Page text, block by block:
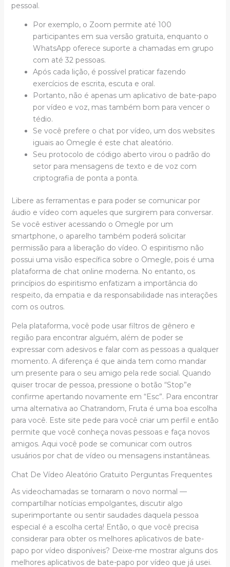
pessoal.
Por exemplo, o Zoom permite até 100
participantes em sua versão gratuita, enquanto o
WhatsApp oferece suporte a chamadas em grupo
com até 32 pessoas.
Após cada lição, é possível praticar fazendo
exercícios de escrita, escuta e oral.
Portanto, não é apenas um aplicativo de bate-papo
por vídeo e voz, mas também bom para vencer o
tédio.
Se você prefere o chat por vídeo, um dos websites
iguais ao Omegle é este chat aleatório.
Seu protocolo de código aberto virou o padrão do
setor para mensagens de texto e de voz com
criptografia de ponta a ponta.
Libere as ferramentas e para poder se comunicar por
áudio e vídeo com aqueles que surgirem para conversar.
Se você estiver acessando o Omegle por um
smartphone, o aparelho também poderá solicitar
permissão para a liberação do vídeo. O espiritismo não
possui uma visão específica sobre o Omegle, pois é uma
plataforma de chat online moderna. No entanto, os
princípios do espiritismo enfatizam a importância do
respeito, da empatia e da responsabilidade nas interações
com os outros.
Pela plataforma, você pode usar filtros de gênero e
região para encontrar alguém, além de poder se
expressar com adesivos e falar com as pessoas a qualquer
momento. A diferença é que ainda tem como mandar
um presente para o seu amigo pela rede social. Quando
quiser trocar de pessoa, pressione o botão “Stop”e
confirme apertando novamente em “Esc”. Para encontrar
uma alternativa ao Chatrandom, Fruta é uma boa escolha
para você. Este site pede para você criar um perfil e então
permite que você conheça novas pessoas e faça novos
amigos. Aqui você pode se comunicar com outros
usuários por chat de vídeo ou mensagens instantâneas.
Chat De Vídeo Aleatório Gratuito Perguntas Frequentes
As videochamadas se tornaram o novo normal —
compartilhar notícias empolgantes, discutir algo
superimportante ou sentir saudades daquela pessoa
especial é a escolha certa! Então, o que você precisa
considerar para obter os melhores aplicativos de bate-
papo por vídeo disponíveis? Deixe-me mostrar alguns dos
melhores aplicativos de bate-papo por vídeo que já usei.